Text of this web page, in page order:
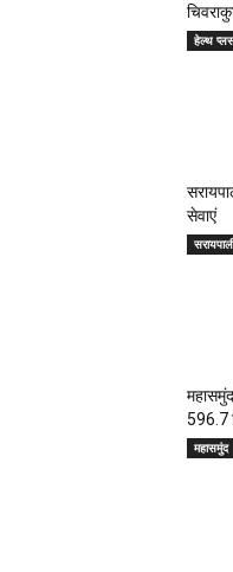
हेल्थ
सेवाएं
596.7
महासमुंद